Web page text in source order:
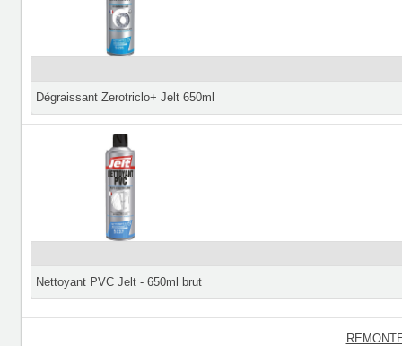
Dégraissant Zerotriclo+ Jelt 650ml
Nettoyant PVC Jelt - 650ml brut